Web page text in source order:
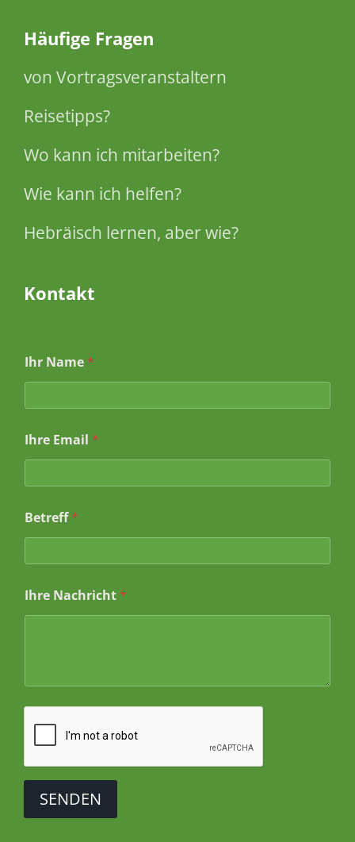
Häufige Fragen
von Vortragsveranstaltern
Reisetipps?
Wo kann ich mitarbeiten?
Wie kann ich helfen?
Hebräisch lernen, aber wie?
Kontakt
Ihr Name *
h
r
m
i
l
h
e
Ihre Email *
Betreff*
Ihre Nachricht *
SENDEN